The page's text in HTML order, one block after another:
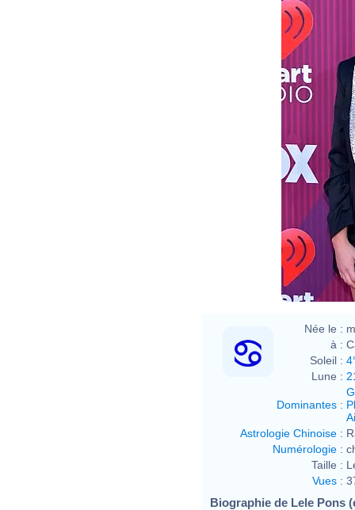
Née le :
à :
Soleil :
Lune :
Dominantes :
Astrologie Chinoise :
Numérologie :
Taille :
Vues :
Biographie de Lele Pons